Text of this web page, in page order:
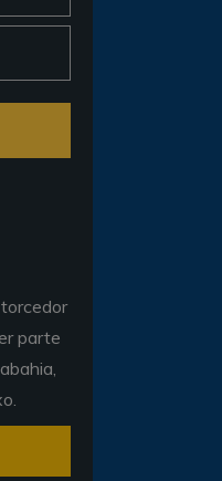
parte